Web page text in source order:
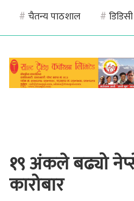
#चैतन्य पाठशाल #डिडिसी
१९ अंकले बढ्यो
कारोबार